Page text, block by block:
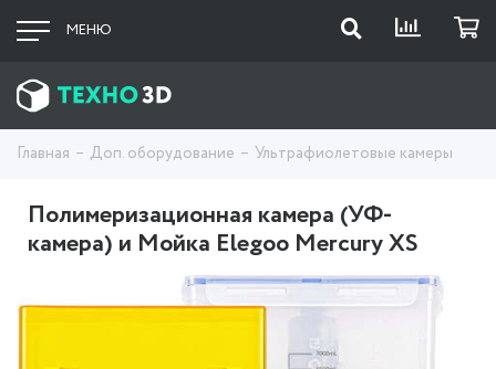
МЕНЮ
Главная Доп. оборудование Ультрафиолетовые камеры
Полимеризационная камера (УФ-
камера) и Мойка Elegoo Mercury XS